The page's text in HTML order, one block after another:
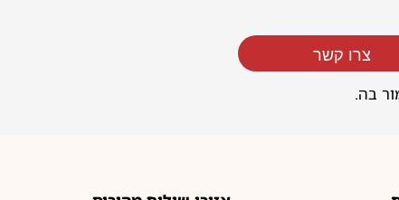
בה.
צרו קשר